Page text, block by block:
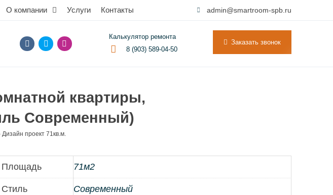
О компании Услуги Контакты admin@smartroom-spb.ru
Калькулятор ремонта
8 (903) 589-04-50
Заказать звонок
квартиры,
Современный)
Дизайн проект 71кв.м.
Площадь 71м2
Стиль Современный